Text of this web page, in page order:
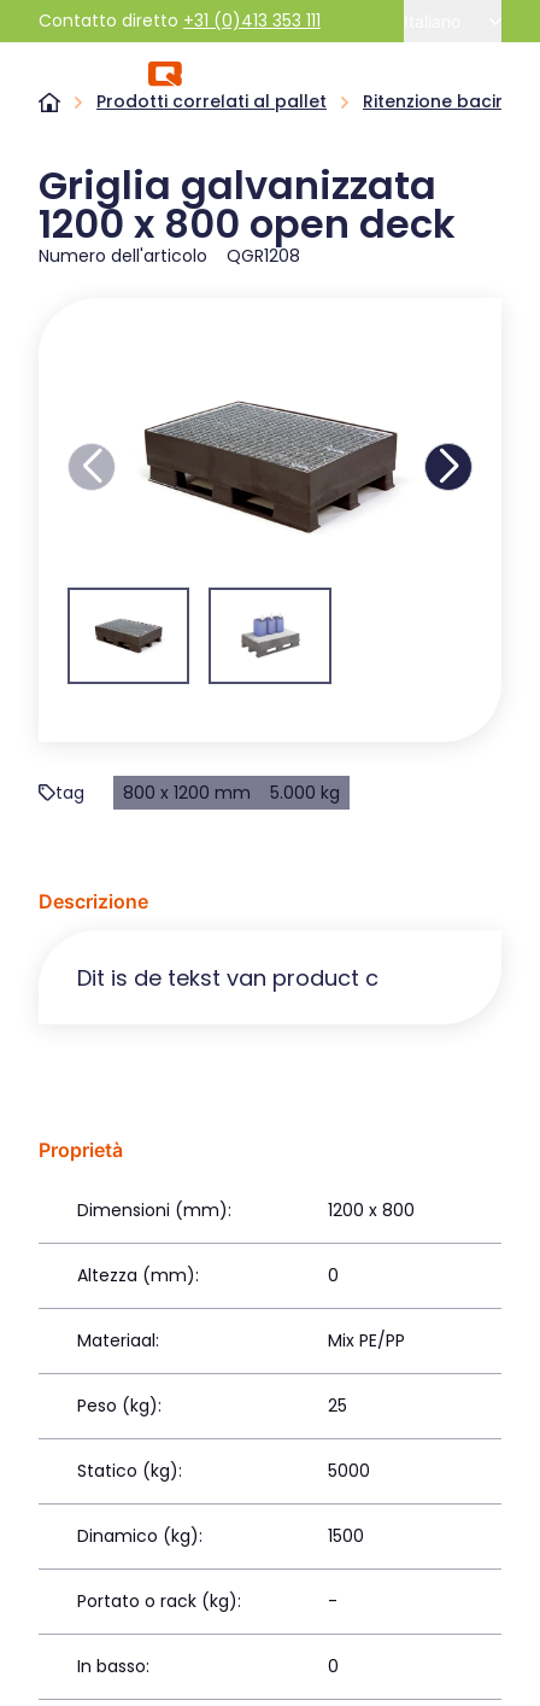
Contatto diretto +31 (0)413 353 111
Prodotti correlati al pallet Ritenzione bacino
Griglia galvanizzata
1200 x 800 open deck
Numero dell'articolo QGR1208
tag 800 x 1200 mm 5.000 kg
Descrizione
Dit is de tekst van product c
Proprietà
Dimensioni (mm): 1200 x 800
Altezza (mm): 0
Materiaal: Mix PE/PP
Peso (kg): 25
Statico (kg): 5000
Dinamico (kg): 1500
Portato o rack (kg): -
In basso: 0